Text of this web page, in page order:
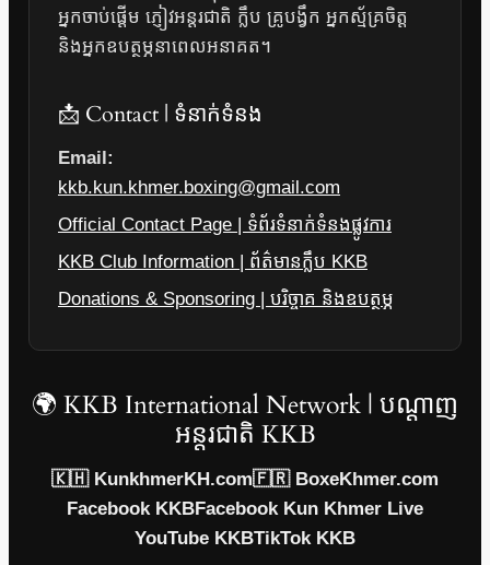
អ្នកចាប់ផ្តើម ភ្ញៀវអន្តរជាតិ ក្លឹប គ្រូបង្វឹក អ្នកស្ម័គ្រចិត្ត
និងអ្នកឧបត្ថម្ភនាពេលអនាគត។
📩 Contact | ទំនាក់ទំនង
Email:
kkb.kun.khmer.boxing@gmail.com
Official Contact Page | ទំព័រទំនាក់ទំនងផ្លូវការ
KKB Club Information | ព័ត៌មានក្លឹប KKB
Donations & Sponsoring | បរិច្ចាគ និងឧបត្ថម្ភ
🌍 KKB International Network | បណ្តាញ
អន្តរជាតិ KKB
🇰🇭 KunkhmerKH.com🇫🇷 BoxeKhmer.com
Facebook KKBFacebook Kun Khmer Live
YouTube KKBTikTok KKB